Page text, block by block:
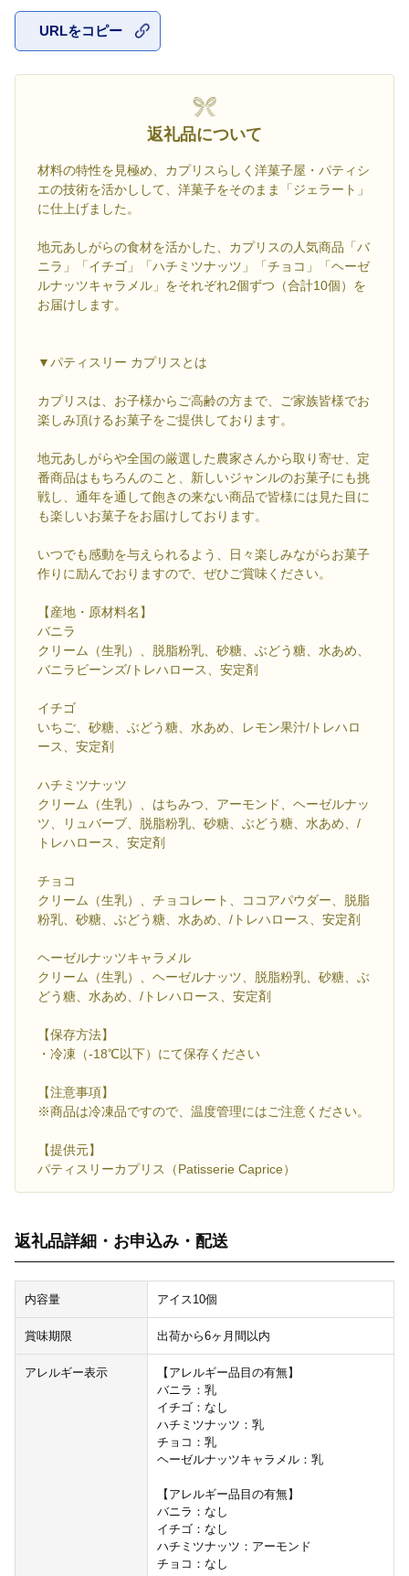
URLをコピー
返礼品について
材料の特性を見極め、カプリスらしく洋菓子屋・パティシ
エの技術を活かしして、洋菓子をそのまま「ジェラート」
に仕上げました。
地元あしがらの食材を活かした、カプリスの人気商品「バ
ニラ」「イチゴ」「ハチミツナッツ」「チョコ」「ヘーゼ
ルナッツキャラメル」をそれぞれ2個ずつ（合計10個）を
お届けします。
▼パティスリー カプリスとは
カプリスは、お子様からご高齢の方まで、ご家族皆様でお
楽しみ頂けるお菓子をご提供しております。
地元あしがらや全国の厳選した農家さんから取り寄せ、定
番商品はもちろんのこと、新しいジャンルのお菓子にも挑
戦し、通年を通して飽きの来ない商品で皆様には見た目に
も楽しいお菓子をお届けしております。
いつでも感動を与えられるよう、日々楽しみながらお菓子
作りに励んでおりますので、ぜひご賞味ください。
【産地・原材料名】
バニラ
クリーム（生乳）、脱脂粉乳、砂糖、ぶどう糖、水あめ、
バニラビーンズ/トレハロース、安定剤
イチゴ
いちご、砂糖、ぶどう糖、水あめ、レモン果汁/トレハロ
ース、安定剤
ハチミツナッツ
クリーム（生乳）、はちみつ、アーモンド、ヘーゼルナッ
ツ、リュバーブ、脱脂粉乳、砂糖、ぶどう糖、水あめ、/
トレハロース、安定剤
チョコ
クリーム（生乳）、チョコレート、ココアパウダー、脱脂
粉乳、砂糖、ぶどう糖、水あめ、/トレハロース、安定剤
ヘーゼルナッツキャラメル
クリーム（生乳）、ヘーゼルナッツ、脱脂粉乳、砂糖、ぶ
どう糖、水あめ、/トレハロース、安定剤
【保存方法】
・冷凍（-18℃以下）にて保存ください
【注意事項】
※商品は冷凍品ですので、温度管理にはご注意ください。
【提供元】
パティスリーカプリス（Patisserie Caprice）
返礼品詳細・お申込み・配送
内容量 アイス10個
賞味期限 出荷から6ヶ月間以内
アレルギー表示
【アレルギー品目の有無】
バニラ：乳
イチゴ：なし
ハチミツナッツ：乳
チョコ：乳
ヘーゼルナッツキャラメル：乳
【アレルギー品目の有無】
バニラ：なし
イチゴ：なし
ハチミツナッツ：アーモンド
チョコ：なし